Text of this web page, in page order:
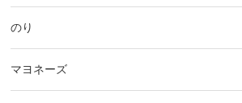
のり
マヨネーズ